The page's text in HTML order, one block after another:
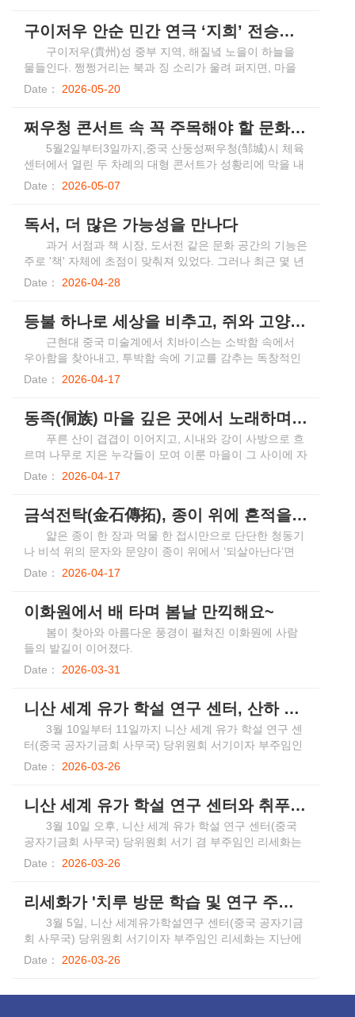
어로 무형문화유산의 가치를 새롭게 풀어내고, 주석 조각
과 징타이란 등 다양한 공예 기법을 융합해 라이우 주석 조
각의 국제화에도 적극 나서고 있다.
있는 전통 민가는 180동으로, 7개의 문루(門樓)와 36개의
골목길을 포함하고 있으며, 남방 민가와 소수민족 거주지
건축이 융합·변천해 온 귀중한 실물 자료로 평가받고 있
다.
구이저우 안순 민간 연극 ‘지희’ 전승자의 ‘다면적인 삶’
구이저우(貴州)성 중부 지역, 해질녘 노을이 하늘을
물들인다. 쩡쩡거리는 북과 징 소리가 울려 퍼지면, 마을
주민들은 여름 수확을 마친 유채 밭을 무대 삼아 하늘과 땅
Date： 2026-05-20
쩌우청 콘서트 속 꼭 주목해야 할 문화관광 요소들
5월2일부터3일까지,중국 산둥성쩌우청(邹城)시 체육
센터에서 열린 두 차례의 대형 콘서트가 성황리에 막을 내
렸다.전국 각지에서 약5만 명의 관객이 현장을 찾은 가운
유교 문화의 깊이와 도시의 정성을 보여주었다.
Date： 2026-05-07
독서, 더 많은 가능성을 만나다
과거 서점과 책 시장, 도서전 같은 문화 공간의 기능은
주로 '책' 자체에 초점이 맞춰져 있었다. 그러나 최근 몇 년
사이 전 국민 독서가 대대적으로 추진되고 문화생활에 대
교류가 어우러진 복합적인 문화 공간으로 변모되고 있다.
Date： 2026-04-28
등불 하나로 세상을 비추고, 쥐와 고양이로 장인의 숨결을 전하다
근현대 중국 미술계에서 치바이스는 소박함 속에서
우아함을 찾아내고, 투박함 속에 기교를 감추는 독창적인
예술 언어를 구축했다. 그는 민간의 소박한 삶의 정취와 문
燈猫鼠圖)>(혹은 <등서도(燈鼠圖)>, <촉대서희도(燭臺鼠
戲圖)>)는 생동감 넘치는 필치, 드라마틱한 구성과 깊은 은
유를 담아내며 그의 동물화 가운데 가장 대표적인 걸작으
로 꼽힌다.
Date： 2026-04-17
동족(侗族) 마을 깊은 곳에서 노래하며 거닐다
푸른 산이 겹겹이 이어지고, 시내와 강이 사방으로 흐
르며 나무로 지은 누각들이 모여 이룬 마을이 그 사이에 자
리잡고 있다. 흥겨움에 젖은 사람들은 우뚝 솟은 고루(鼓
는 산바람과 시냇물, 새와 벌레가 함께 우는 소리와 어우러
져 하나의 하모니를 이룬다. 이는 동족(侗族) 사람들이 명
절을 맞아 자신들만의 방식으로 이 땅에 대한 깊은 애정을
표하는 모습이다. 동족은 중국의 유구한 역사를 지닌 소수
역 및 후베이(湖北) 서부 등지에 모여 산다. 그중 첸둥난묘
족동족자치주(黔東南苗族侗族自治州)가 가장 큰 집단 거
주지다. “벼농사와 임업을 병행하고 목조 건축과 노래가
약한다. 동족 사람들은 주로 벼농사를 짓는데, 그들이 생산
사람들은 찹쌀을 즐겨 먹을 뿐만 아니라, 집집마다 찹쌀로
술을 빚어 손님을 대접한다. 동족어로 동족 사람들은 ‘큰
산에 깃들어 살며 푸른 바다 같은 삼림에 살포시 안긴 백
에서는 아기가 태어나면 가족이 아기를 위해 백 그루의 삼
이면 그 묘목은 다 자라, 혼인 비용을 마련하는 데 쓰이게
된다. 이러한 풍속을 ‘십팔삼(十八杉)’이라 부른다. 삼나무
는 동족 사람들과 함께 자라며 재목이 되면 다시 동족 사람
들의 조각루(吊脚樓)와 풍우교(風雨橋)를 떠받들고 서로
어우러진 조각루들은 웅장한 동족 마을을 이룬다. 그중에
이는 동족 사람들의 정신적 상징이자 모임과 의논, 명절 행
사가 이루어지는 공간이다. 고루는 층층이 쌓아 올린 탑 형
태로, 높은 것은 20여 미터에 달한다. 고루 건축은 세계 건
축 공예 중에서 손꼽히는 걸작으로, 건축 초기부터 장인들
은 도면 한 장 그리지 않고 전체 구조를 완전히 숙지하고
무를 끼워 맞춰 만든 전통방식으로 구조를 완성해 견고함
Date： 2026-04-17
금석전탁(金石傳拓), 종이 위에 흔적을 남기는 천년의 마법
얇은 종이 한 장과 먹물 한 접시만으로 단단한 청동기
나 비석 위의 문자와 문양이 종이 위에서 ‘되살아난다’면
믿을 수 있을까? 이것이 바로 중국의 오랜 전통 기술인 금
으로 문명의 기억을 어떻게 담아내는지 알아보자.
Date： 2026-04-17
이화원에서 배 타며 봄날 만끽해요~
봄이 찾아와 아름다운 풍경이 펼쳐진 이화원에 사람
들의 발길이 이어졌다.
Date：
2026-03-31
니산 세계 유가 학설 연구 센터, 산하 공공기관 특별조사 실시
3월 10일부터 11일까지 니산 세계 유가 학설 연구 센
터(중국 공자기금회 사무국) 당위원회 서기이자 부주임인
리세화가 팀을 이끌고 니산 세계 유가 학설 연구 센터산하
자연구원에서 조사팀은 벽옹광장, 공자학원 본부 체험 기
지, '대재공자' 전시를 직접 방문하여 공자연구원의 유학
연구 성과를 전면적으로알아보았다. 공자박물관에서
##_FORMAT_LT_##대재공자##_FORMAT_GT_##기본
자의 문서 및 명대 의상 복원 장비와 작업 과정을 자세히
살펴보았다. 맹자연구원에서 천라이서재, 왕즈민서재, 맹
자서원, 맹자학당 등의 장소를 살펴보고, 맹자연구원의 일
근 몇 년간 '양원일관'이 이룩한 성과를 충분히 긍정적으로
우수 전통 문화 선양에 관한 중요한 논술, 산둥 업무에 대
Date： 2026-03-26
니산 세계 유가 학설 연구 센터와 취푸사범대학 간의 좌담회 교류
3월 10일 오후, 니산 세계 유가 학설 연구 센터(중국
공자기금회 사무국) 당위원회 서기 겸 부주임인 리세화는
취푸 사범대학 당위원회 서기 싱광을회견했고교류 협력을
여러 해 동안 니산 세계 유가 학설 연구 센터, 중국 공자기
금회과 취푸사범대학이항상 긴밀한 교류를 유지해왔으며,
양측이 공동의 문화적 사명을 바탕으로 유학 연구를 공동
으로 진행하고 ##_FORMAT_LT_##중국 유학 연감
Date： 2026-03-26
리세화가 '치루 방문 학습 및 연구 주재 계획' 인도네시아 학자 아흐메드 수아디를 회견했다
3월 5일, 니산 세계유가학설연구 센터(중국 공자기금
회 사무국) 당위원회 서기이자 부주임인 리세화는 지난에
서 인도네시아 이슬람 연합 중앙 부주석이자인도네시아
Date： 2026-03-26